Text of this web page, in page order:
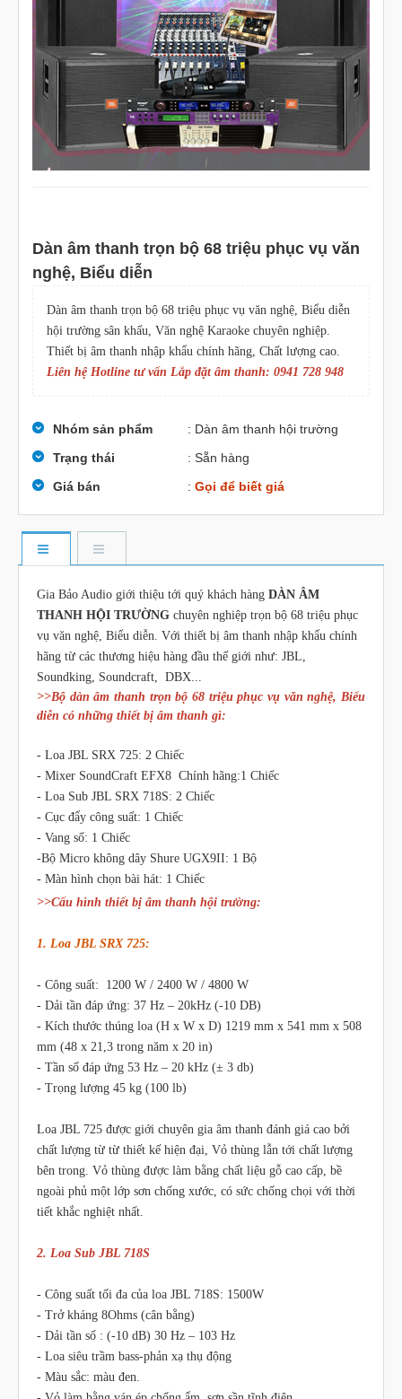
Dàn âm thanh trọn bộ 68 triệu phục vụ văn
nghệ, Biểu diễn
Dàn âm thanh trọn bộ 68 triệu phục vụ văn nghệ, Biểu diễn
hội trường sân khấu, Văn nghệ Karaoke chuyên nghiệp.
Thiết bị âm thanh nhập khẩu chính hãng, Chất lượng cao.
Liên hệ Hotline tư vấn Lắp đặt âm thanh: 0941 728 948
Nhóm sản phẩm
: Dàn âm thanh hội trường
Trạng thái
: Sẵn hàng
Giá bán
: Gọi để biết giá
Gia Bảo Audio giới thiệu tới quý khách hàng DÀN ÂM
THANH HỘI TRƯỜNG chuyên nghiệp trọn bộ 68 triệu phục
vụ văn nghệ, Biểu diễn. Với thiết bị âm thanh nhập khẩu chính
hãng từ các thương hiệu hàng đầu thế giới như: JBL,
Soundking, Soundcraft, DBX...
>>Bộ dàn âm thanh trọn bộ 68 triệu phục vụ văn nghệ, Biểu
diễn có những thiết bị âm thanh gì:
- Loa JBL SRX 725: 2 Chiếc
- Mixer SoundCraft EFX8 Chính hãng:1 Chiếc
- Loa Sub JBL SRX 718S: 2 Chiếc
- Cục đẩy công suất: 1 Chiếc
- Vang số: 1 Chiếc
-Bộ Micro không dây Shure UGX9II: 1 Bộ
- Màn hình chọn bài hát: 1 Chiếc
>>Cấu hình thiết bị âm thanh hội trường:
1. Loa JBL SRX 725:
- Công suất: 1200 W / 2400 W / 4800 W
- Dải tần đáp ứng: 37 Hz – 20kHz (-10 DB)
- Kích thước thúng loa (H x W x D) 1219 mm x 541 mm x 508
mm (48 x 21,3 trong năm x 20 in)
- Tần số đáp ứng 53 Hz – 20 kHz (± 3 db)
- Trọng lượng 45 kg (100 lb)
Loa JBL 725 được giới chuyên gia âm thanh đánh giá cao bởi
chất lượng từ từ thiết kế hiện đại, Vỏ thùng lẫn tới chất lượng
bên trong. Vỏ thùng được làm bằng chất liệu gỗ cao cấp, bề
ngoài phủ một lớp sơn chống xước, có sức chống chọi với thời
tiết khắc nghiệt nhất.
2. Loa Sub JBL 718S
- Công suất tối đa của loa JBL 718S: 1500W
- Trở kháng 8Ohms (cân bằng)
- Dải tần số : (-10 dB) 30 Hz – 103 Hz
- Loa siêu trầm bass-phản xạ thụ động
- Màu sắc: màu đen.